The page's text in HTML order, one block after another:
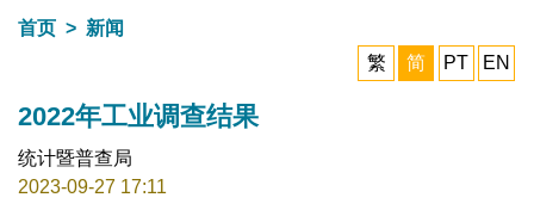
首页
新闻
繁
简 PT EN
2022年工业调查结果
统计暨普查局
2023-09-27 17:11